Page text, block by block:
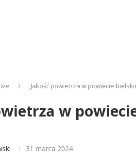
Jakość powietrza w powiecie
w
31 marca 2024